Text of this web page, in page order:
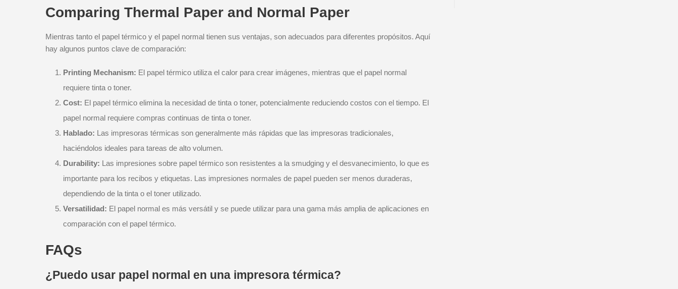
Comparing Thermal Paper and Normal Paper
Mientras tanto el papel térmico y el papel normal tienen sus ventajas, son adecuados para diferentes propósitos. Aquí
hay algunos puntos clave de comparación:
Printing Mechanism: El papel térmico utiliza el calor para crear imágenes, mientras que el papel normal
requiere tinta o toner.
Cost: El papel térmico elimina la necesidad de tinta o toner, potencialmente reduciendo costos con el tiempo. El
papel normal requiere compras continuas de tinta o toner.
Hablado: Las impresoras térmicas son generalmente más rápidas que las impresoras tradicionales,
haciéndolos ideales para tareas de alto volumen.
Durability: Las impresiones sobre papel térmico son resistentes a la smudging y el desvanecimiento, lo que es
importante para los recibos y etiquetas. Las impresiones normales de papel pueden ser menos duraderas,
dependiendo de la tinta o el toner utilizado.
Versatilidad: El papel normal es más versátil y se puede utilizar para una gama más amplia de aplicaciones en
comparación con el papel térmico.
FAQs
¿Puedo usar papel normal en una impresora térmica?